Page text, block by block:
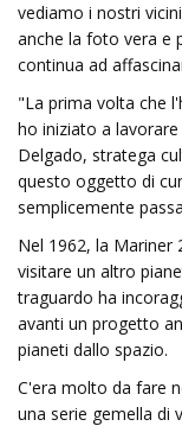
vediamo i nostri
anche la foto vera e
continua ad
"La prima volta che
ho iniziato a
Delgado, stratega
questo oggetto di
semplicemente
Nel 1962, la Mariner
visitare un altro
traguardo ha
avanti un progetto
pianeti dallo spazio.
C'era molto da fare
una serie gemella di